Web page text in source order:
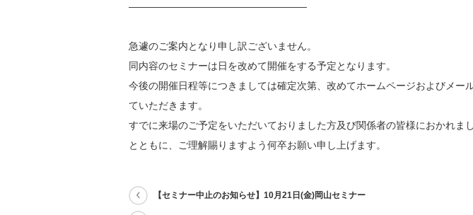
――――――――――――――――――
急遽のご案内となり申し訳ございません。
同内容のセミナーは日を改めて開催をする予定となります。
今後の開催日程等につきましては確定次第、改めてホームページおよびメー
ていただきます。
すでに来場のご予定をいただいておりました方及び関係者の皆様におかれま
とともに、ご理解賜りますよう何卒お願い申し上げます。
【セミナー中止のお知らせ】10月21日(金)岡山セミナー